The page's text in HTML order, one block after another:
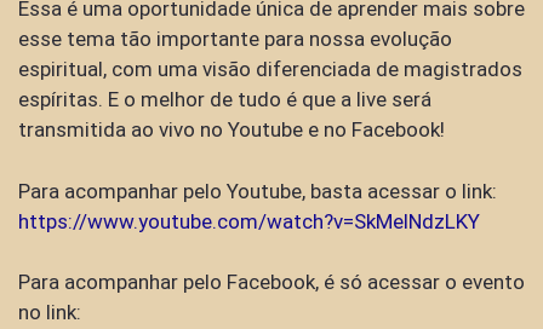
Essa é uma oportunidade única de aprender mais sobre
esse tema tão importante para nossa evolução
espiritual, com uma visão diferenciada de magistrados
espíritas. E o melhor de tudo é que a live será
transmitida ao vivo no Youtube e no Facebook!
Para acompanhar pelo Youtube, basta acessar o link:
https://www.youtube.com/watch?v=SkMelNdzLKY
Para acompanhar pelo Facebook, é só acessar o evento
no link: